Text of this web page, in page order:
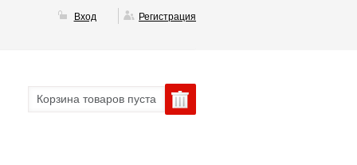
Вход Регистрация
Корзина товаров пуста